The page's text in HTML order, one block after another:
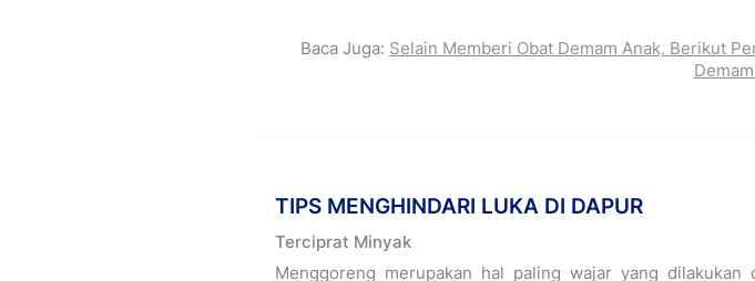
Baca Juga: Selain Memberi Obat Demam Anak, Berikut
TIPS MENGHINDARI LUKA DI DAPUR
Terciprat Minyak
Menggoreng merupakan hal paling wajar yang